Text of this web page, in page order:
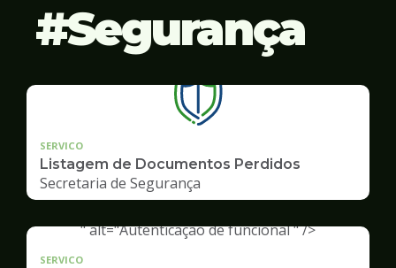
Segurança
SERVICO
Listagem de Documentos Perdidos
Secretaria de Segurança
" alt="Autenticação de funcional " />
SERVICO